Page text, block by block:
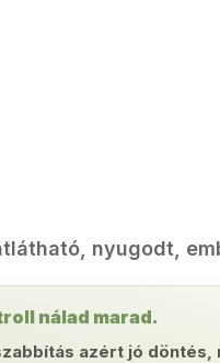
nyugodt,
nálad marad.
azért jó